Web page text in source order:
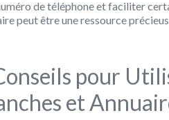
de téléphone et faciliter
peut être une ressource
pour
et